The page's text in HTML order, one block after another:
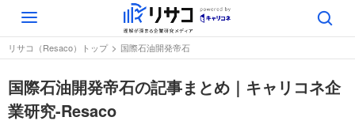
Toggle
navigation
リサコ（Resaco）トップ 国際石油開発帝石
国際石油開発帝石の記事まとめ｜キャリコネ企
業研究-Resaco